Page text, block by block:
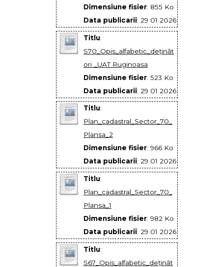
Dimensiune fisier: 855 Ko
Data publicarii: 29 01 2026
Titlu:
S70_Opis_alfabetic_deţinăt
ori _UAT Ruginoasa
Dimensiune fisier: 523 Ko
Data publicarii: 29 01 2026
Titlu:
Plan_cadastral_Sector_70_
Plansa_2
Dimensiune fisier: 966 Ko
Data publicarii: 29 01 2026
Titlu:
Plan_cadastral_Sector_70_
Plansa_1
Dimensiune fisier: 982 Ko
Data publicarii: 29 01 2026
Titlu:
S67_Opis_alfabetic_deţinăt